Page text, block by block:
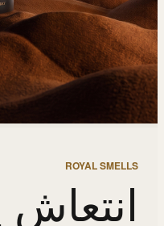
ROYAL SMELLS